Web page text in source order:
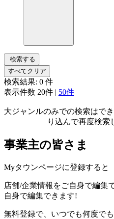
検索する
すべてクリア
検索結果: 0 件
表示件数 20件 | 50件
大ジャンルのみでの検索はで
り込んで再度検索
事業主の皆さま
Myタウンページに登録すると
店舗/企業情報をご自身で編集
自身で編集できます!
無料登録で、いつでも何度で